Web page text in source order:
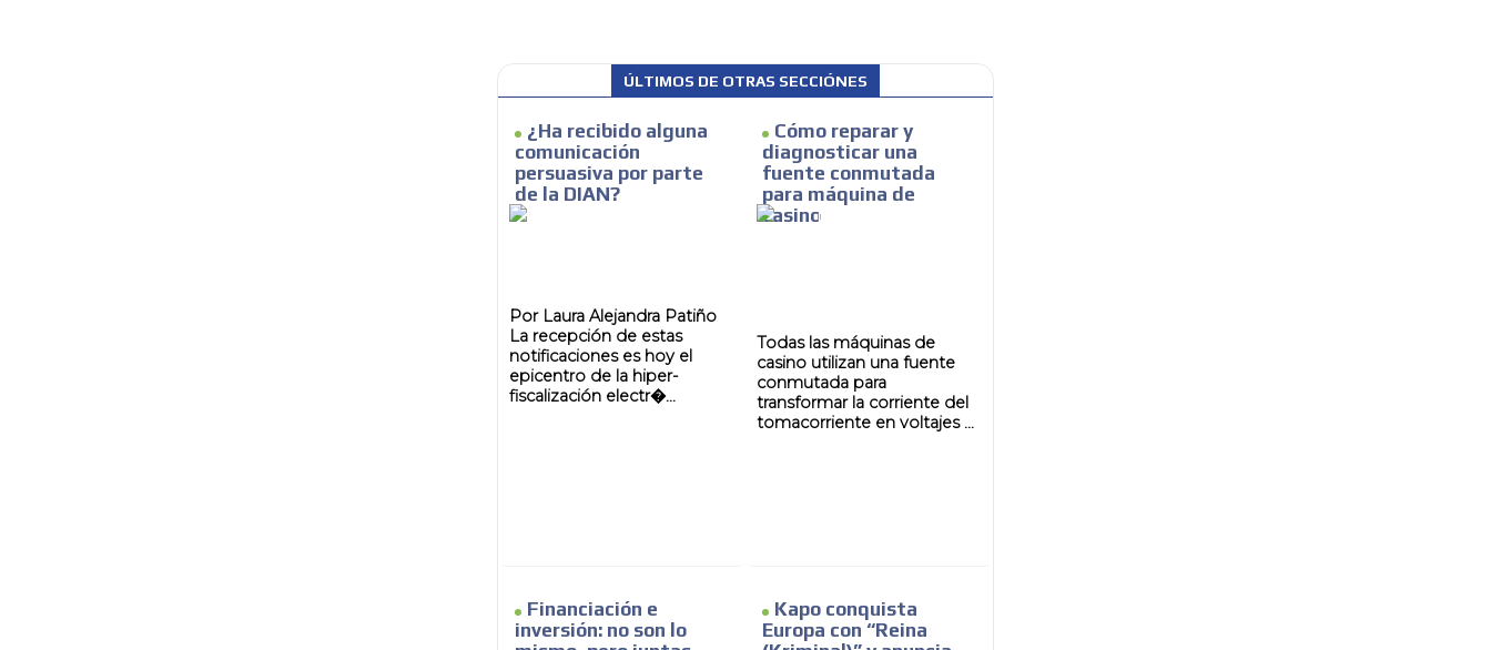
ÚLTIMOS DE OTRAS SECCIÓNES
¿Ha recibido alguna
comunicación
persuasiva por parte
de la DIAN?
Por Laura Alejandra Patiño
La recepción de estas
notificaciones es hoy el
epicentro de la hiper-
fiscalización electr�...
Cómo reparar y
diagnosticar una
fuente conmutada
para máquina de
casino
Todas las máquinas de
casino utilizan una fuente
conmutada para
transformar la corriente del
tomacorriente en voltajes ...
Financiación e
inversión: no son lo
Kapo conquista
Europa con “Reina